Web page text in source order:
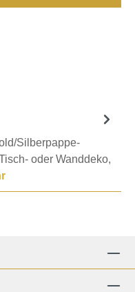
Silberpappe-
oder Wanddeko,